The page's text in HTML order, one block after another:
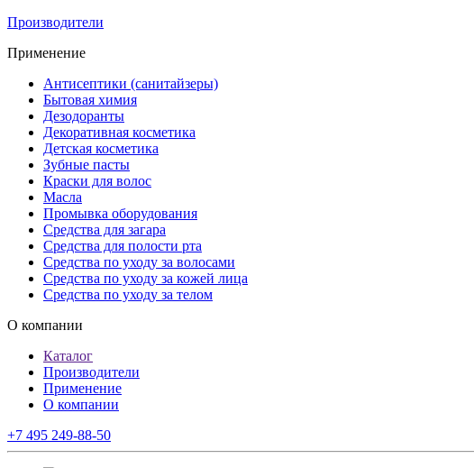
Производители
Применение
Антисептики (санитайзеры)
Бытовая химия
Дезодоранты
Декоративная косметика
Детская косметика
Зубные пасты
Краски для волос
Масла
Промывка оборудования
Средства для загара
Средства для полости рта
Средства по уходу за волосами
Средства по уходу за кожей лица
Средства по уходу за телом
О компании
Каталог
Производители
Применение
О компании
+7 495 249-88-50